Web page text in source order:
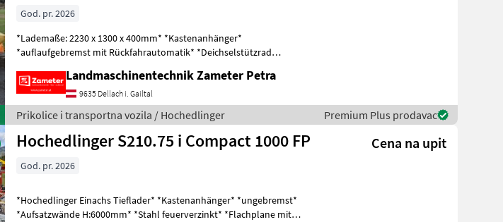
God. pr. 2026
*Lademaße: 2230 x 1300 x 400mm* *Kastenanhänger*
*auflaufgebremst mit Rückfahrautomatik* *Deichselstützrad
Landmaschinentechnik Zameter Petra
9635 Dellach i. Gailtal
Prikolice i transportna vozila / Hochedlinger Premium Plus prodavac
Hochedlinger S210.75 i Compact 1000 FP Cena na upit
God. pr. 2026
*Hochedlinger Einachs Tieflader* *Kastenanhänger* *ungebremst*
*Aufsatzwände H:6000mm* *Stahl feuerverzinkt* *Flachplane mit